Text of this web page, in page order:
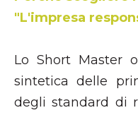
"L'impresa
Lo Short Master
sintetica delle
degli standard di